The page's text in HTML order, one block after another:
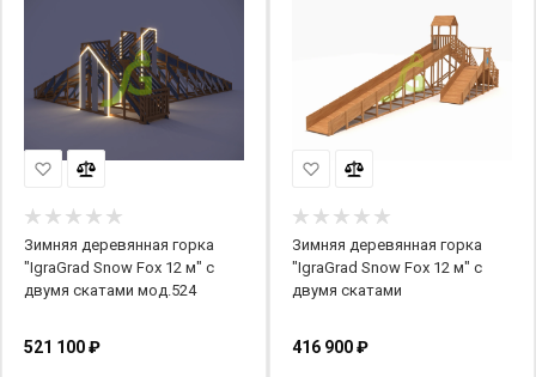
Зимняя деревянная горка
"IgraGrad Snow Fox 12 м" с
двумя скатами мод.524
521 100₽
Зимняя деревянная горка
"IgraGrad Snow Fox 12 м" с
двумя скатами
416 900₽